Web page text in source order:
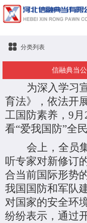
分类列表
信融典当
为深入学习
育法》，依法开
工国防素养， 9月
看“爱我国防”全
会上，全员
听专家对新修订
合当前国际形势
我国国防和军队
对国家的安全环
纷纷表示，通过